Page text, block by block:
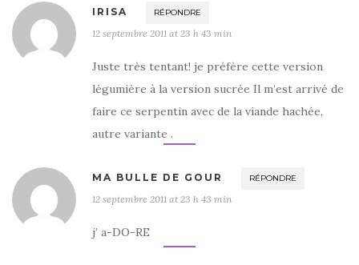
IRISA RÉPONDRE
12 septembre 2011 at 23 h 43 min
Juste très tentant! je préfère cette version
légumière à la version sucrée Il m’est arrivé de
faire ce serpentin avec de la viande hachée,
autre variante .
MA BULLE DE GOUR RÉPONDRE
12 septembre 2011 at 23 h 43 min
j’ a-DO-RE